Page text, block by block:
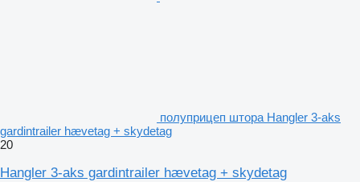
полуприцеп штора Hangler 3-aks
gardintrailer hævetag + skydetag
20
Hangler 3-aks gardintrailer hævetag + skydetag